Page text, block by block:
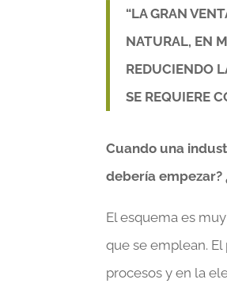
“LA GRAN
NATURAL, EN
REDUCIENDO
SE REQUIERE
Cuando una
debería empezar?
El esquema es
que se emplean.
procesos y en la